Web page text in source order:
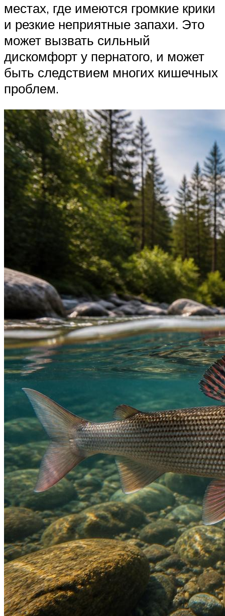
местах, где имеются громкие крики
и резкие неприятные запахи. Это
может вызвать сильный
дискомфорт у пернатого, и может
быть следствием многих кишечных
проблем.